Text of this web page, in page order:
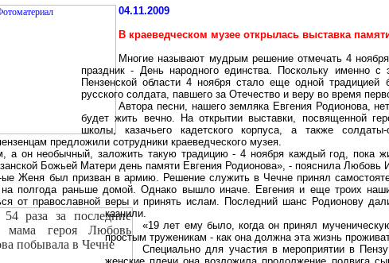
04.11.2009
В краеведческом музее открылась выставка
Многие называют мудрым решение отмечать 4
праздник - День народного единства. Поскольку именно
Пензенской области 4 ноября стало еще одной
русского солдата, павшего за Отечество и веру во время
Автора песни, нашего земляка Евгения Родионова,
будет жить вечно. На открытии выставки, посвященной
школы, казачьего кадетского корпуса, а также солдаты-
предложили сотрудники краеведческого музея.
а он необычный, заложить такую традицию - 4 ноября каждый год, пока
Божьей Матери день памяти Евгения Родионова», - пояснила Любовь
ые Женя был призван в армию. Решение служить в Чечне принял
полгода раньше домой. Однако вышло иначе. Евгения и еще троих
от православной веры и принять ислам. Последний шанс Родионову
казнили.
«19 лет ему было, когда он принял
простым труженикам - как она должна эта жизнь
Специально для участия в мероприятии в